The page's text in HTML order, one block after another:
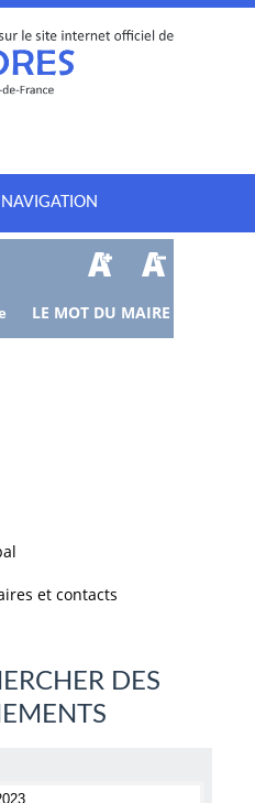
LE MOT DU MAIRE
et contacts
DES